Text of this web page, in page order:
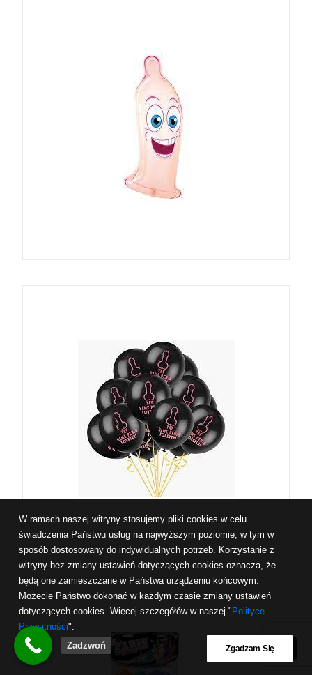
W ramach naszej witryny stosujemy pliki cookies w celu
świadczenia Państwu usług na najwyższym poziomie, w tym w
sposób dostosowany do indywidualnych potrzeb. Korzystanie z
witryny bez zmiany ustawień dotyczących cookies oznacza, że
będą one zamieszczane w Państwa urządzeniu końcowym.
Możecie Państwo dokonać w każdym czasie zmiany ustawień
dotyczących cookies. Więcej szczegółów w naszej " Polityce
Prywatności".
Zgadzam Się
Zadzwoń